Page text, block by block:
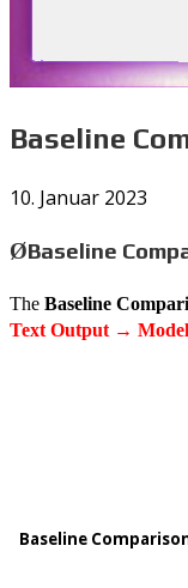
Baseline
10. Januar 2023
ØBaseline
The Baseline
Text Output →
Baseline